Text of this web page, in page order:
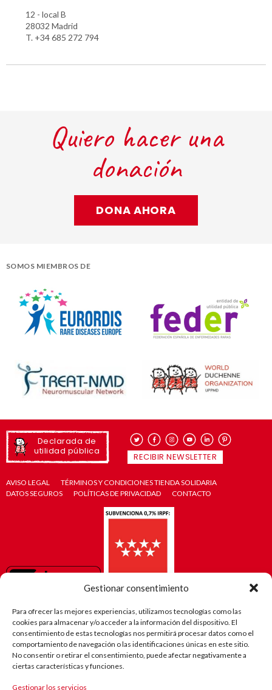
Gestionar consentimiento
Para ofrecer las mejores experiencias, utilizamos tecnologías como las
cookies para almacenar y/o acceder a la información del dispositivo. El
consentimiento de estas tecnologías nos permitirá procesar datos como el
comportamiento de navegación o las identificaciones únicas en este sitio.
No consentir o retirar el consentimiento, puede afectar negativamente a
ciertas características y funciones.
Gestionar los servicios
12 - local B
28032 Madrid
T. +34 685 272 794
Quiero hacer una
donación
DONA AHORA
SOMOS MIEMBROS DE
Declarada de
utilidad pública
RECIBIR NEWSLETTER
AVISO LEGAL
TÉRMINOS Y CONDICIONES TIENDA SOLIDARIA
DATOS SEGUROS
POLÍTICAS DE PRIVACIDAD CONTACTO